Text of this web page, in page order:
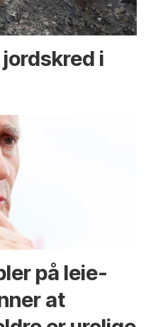
i
på leie­
at